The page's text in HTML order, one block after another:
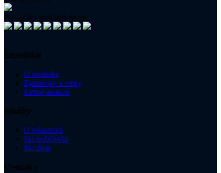
Prevádzky Strachan Resort
Stredisko
O stredisku
Zjazdovky a vleky
Zimné atrakcie
Služby
O reštaurácii
Ski požičovňa
Ski shop
Cenníky